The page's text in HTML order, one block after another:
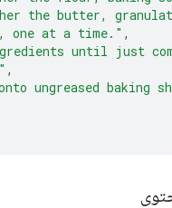
the butter,
one at a time." ,
until just
,
ungreased baking